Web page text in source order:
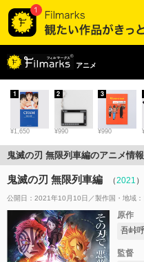
アニメ
¥1,650
1
¥990
2
¥990
3
鬼滅の刃 無限列車編のアニメ情
鬼滅の刃 無限列車編 （2021 ）
公開日：2021年10月10日 製作国・地域：
原作
吾峠
監督